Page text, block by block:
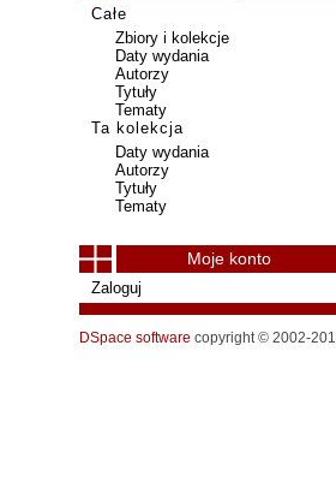
Całe
Zbiory i kolekcje
Daty wydania
Autorzy
Tytuły
Tematy
Ta kolekcja
Daty wydania
Autorzy
Tytuły
Tematy
Moje konto
Zaloguj
DSpace software copyright © 2002-